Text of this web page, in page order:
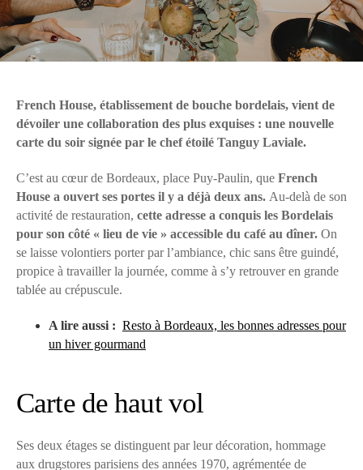
French House, établissement de bouche bordelais, vient de
dévoiler une collaboration des plus exquises : une nouvelle
carte du soir signée par le chef étoilé Tanguy Laviale.
C’est au cœur de Bordeaux, place Puy-Paulin, que French
House a ouvert ses portes il y a déjà deux ans. Au-delà de son
activité de restauration, cette adresse a conquis les Bordelais
pour son côté « lieu de vie » accessible du café au dîner. On
se laisse volontiers porter par l’ambiance, chic sans être guindé,
propice à travailler la journée, comme à s’y retrouver en grande
tablée au crépuscule.
A lire aussi : Resto à Bordeaux, les bonnes adresses pour
un hiver gourmand
Carte de haut vol
Ses deux étages se distinguent par leur décoration, hommage
aux drugstores parisiens des années 1970, agrémentée de